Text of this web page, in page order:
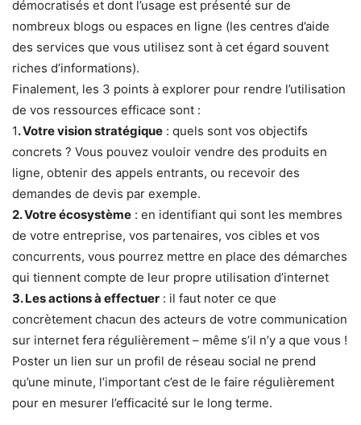
démocratisés et dont l’usage est présenté sur de
nombreux blogs ou espaces en ligne (les centres d’aide
des services que vous utilisez sont à cet égard souvent
riches d’informations).
Finalement, les 3 points à explorer pour rendre l’utilisation
de vos ressources efficace sont :
1. Votre vision stratégique : quels sont vos objectifs
concrets ? Vous pouvez vouloir vendre des produits en
ligne, obtenir des appels entrants, ou recevoir des
demandes de devis par exemple.
2. Votre écosystème : en identifiant qui sont les membres
de votre entreprise, vos partenaires, vos cibles et vos
concurrents, vous pourrez mettre en place des démarches
qui tiennent compte de leur propre utilisation d’internet
3. Les actions à effectuer : il faut noter ce que
concrètement chacun des acteurs de votre communication
sur internet fera régulièrement – même s’il n’y a que vous !
Poster un lien sur un profil de réseau social ne prend
qu’une minute, l’important c’est de le faire régulièrement
pour en mesurer l’efficacité sur le long terme.